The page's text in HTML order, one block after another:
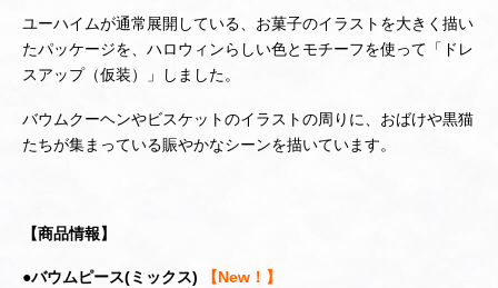
ユーハイムが通常展開している、お菓子のイラストを大きく描い
たパッケージを、ハロウィンらしい色とモチーフを使って「ドレ
スアップ（仮装）」しました。
バウムクーヘンやビスケットのイラストの周りに、おばけや黒猫
たちが集まっている賑やかなシーンを描いています。
【商品情報】
●バウムピース(ミックス) 【New！】